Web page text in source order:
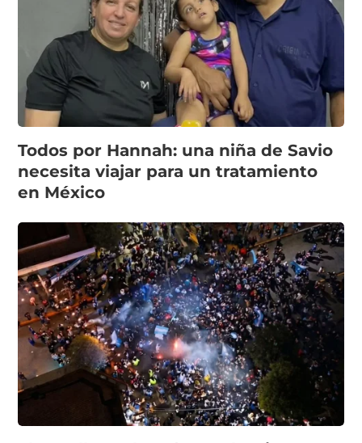
Todos por Hannah: una niña de Savio
necesita viajar para un tratamiento
en México